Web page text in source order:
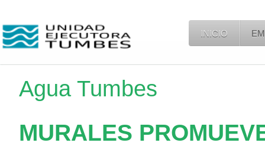
INICIO
Agua Tumbes
MURALES